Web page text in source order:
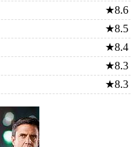
★8.6
★8.5
★8.4
★8.3
★8.3